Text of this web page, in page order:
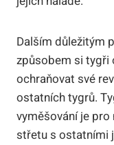
Dalším důležitým
způsobem si tygři
ochraňovat své
ostatních tygrů.
vyměšování je
střetu s ostatními